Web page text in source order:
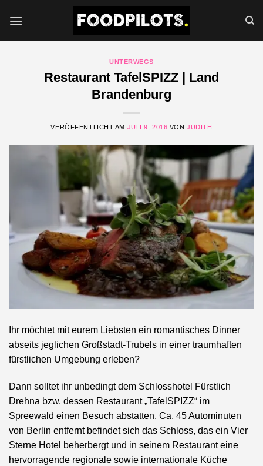
Inhalt
UNTERWEGS
Restaurant TafelSPIZZ | Land
Brandenburg
VERÖFFENTLICHT AM JULI 9, 2016 VONJUDITH
Ihr möchtet mit eurem Liebsten ein romantisches Dinner
abseits jeglichen Großstadt-Trubels in einer traumhaften
fürstlichen Umgebung erleben?
Dann solltet ihr unbedingt dem Schlosshotel Fürstlich
Drehna bzw. dessen Restaurant „TafelSPIZZ“ im
Spreewald einen Besuch abstatten. Ca. 45 Autominuten
von Berlin entfernt befindet sich das Schloss, das ein Vier
Sterne Hotel beherbergt und in seinem Restaurant eine
hervorragende regionale sowie internationale Küche